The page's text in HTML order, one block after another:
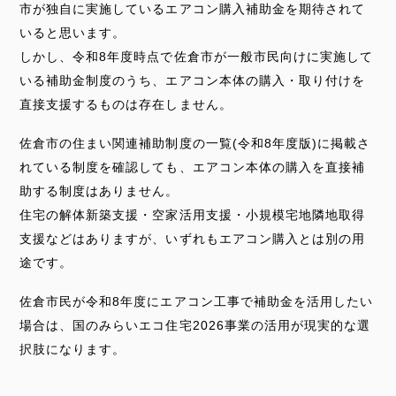
市が独自に実施しているエアコン購入補助金を期待されて
いると思います。
しかし、令和8年度時点で佐倉市が一般市民向けに実施して
いる補助金制度のうち、エアコン本体の購入・取り付けを
直接支援するものは存在しません。
佐倉市の住まい関連補助制度の一覧(令和8年度版)に掲載さ
れている制度を確認しても、エアコン本体の購入を直接補
助する制度はありません。
住宅の解体新築支援・空家活用支援・小規模宅地隣地取得
支援などはありますが、いずれもエアコン購入とは別の用
途です。
佐倉市民が令和8年度にエアコン工事で補助金を活用したい
場合は、国のみらいエコ住宅2026事業の活用が現実的な選
択肢になります。